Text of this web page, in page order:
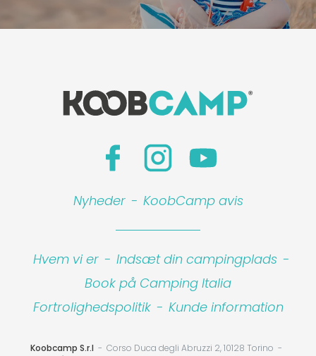
Nyheder - KoobCamp avis
Hvem vi er - Indsæt din campingplads -
Book på Camping Italia
Fortrolighedspolitik - Kunde information
Koobcamp S.r.l
Corso Duca degli Abruzzi 2, 10128 Torino